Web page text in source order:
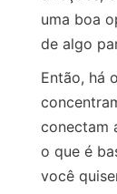
uma boa
de algo
Então, há
conectam
o que é
você